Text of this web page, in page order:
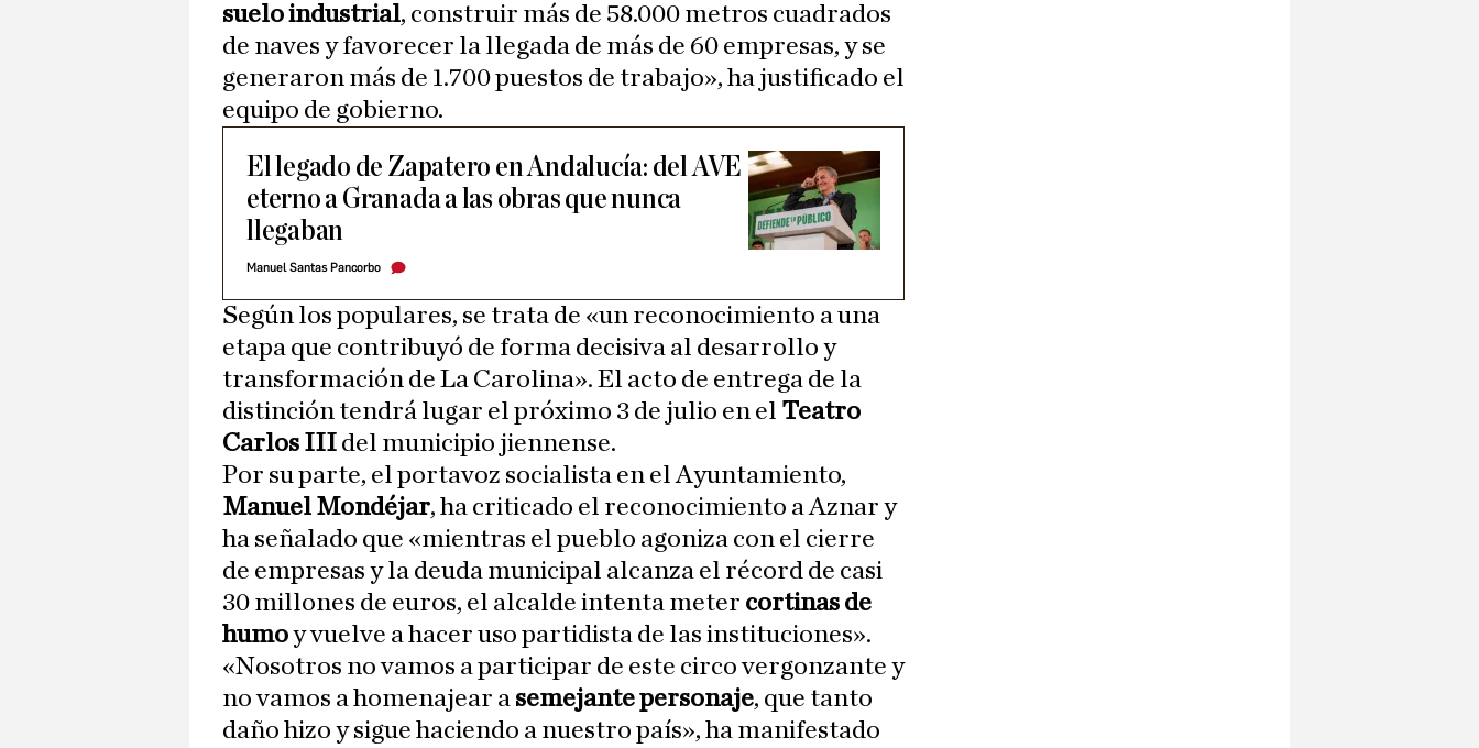
suelo industrial, construir más de 58.000 metros cuadrados
de naves y favorecer la llegada de más de 60 empresas, y se
generaron más de 1.700 puestos de trabajo», ha justificado el
equipo de gobierno.
El legado de Zapatero en Andalucía: del AVE
eterno a Granada a las obras que nunca
llegaban
Manuel Santas Pancorbo
Según los populares, se trata de «un reconocimiento a una
etapa que contribuyó de forma decisiva al desarrollo y
transformación de La Carolina». El acto de entrega de la
distinción tendrá lugar el próximo 3 de julio en el Teatro
Carlos III del municipio jiennense.
Por su parte, el portavoz socialista en el Ayuntamiento,
Manuel Mondéjar, ha criticado el reconocimiento a Aznar y
ha señalado que «mientras el pueblo agoniza con el cierre
de empresas y la deuda municipal alcanza el récord de casi
30 millones de euros, el alcalde intenta meter cortinas de
humoy vuelve a hacer uso partidista de las instituciones».
«Nosotros no vamos a participar de este circo vergonzante y
no vamos a homenajear a semejante personaje, que tanto
daño hizo y sigue haciendo a nuestro país», ha manifestado